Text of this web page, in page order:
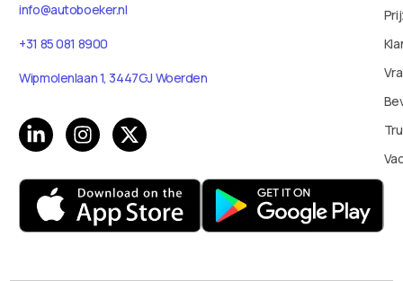
info@autoboeker.nl
+31 85 081 8900
Wipmolenlaan 1, 3447GJ Woerden